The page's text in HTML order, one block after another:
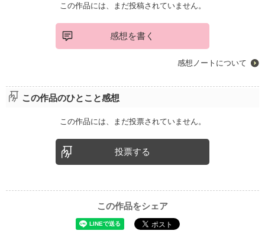
この作品には、まだ投稿されていません。
感想を書く
感想ノートについて
この作品のひとこと感想
この作品には、まだ投票されていません。
投票する
この作品をシェア